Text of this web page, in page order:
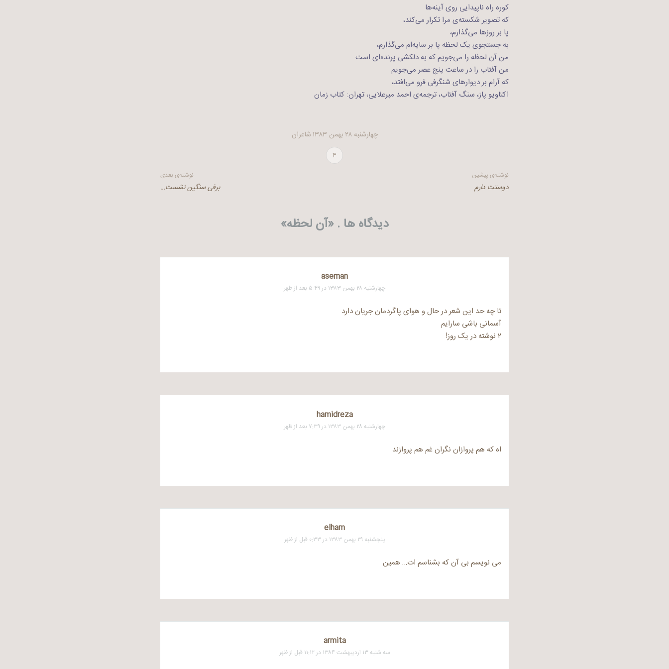
کوره راه ناپیدایی روی آینه‌ها
که تصویر شکسته‌ی مرا تکرار می‌کند،
پا بر روزها می‌گذارم،
به جستجوی یک لحظه پا بر سایه‌ام می‌گذارم،
من آن لحظه را می‌جویم که به دلکشی پرنده‌ای است
من آفتاب را در ساعت پنج عصر می‌جویم
که آرام بر دیوارهای شنگرفی فرو می‌افتد،
اکتاویو پاز، سنگ آفتاب، ترجمه‌ی احمد میرعلایی، تهران: کتاب زمان
چهارشنبه ۲۸ بهمن ۱۳۸۳
شاعران
۴
راهبری
نوشته‌ی پیشین
دوستت دارم
نوشته‌ی بعدی
برفی سنگین نشست…
دیدگاه ها . «آن لحظه»
aseman
چهارشنبه ۲۸ بهمن ۱۳۸۳ در ۵:۴۹ بعد از ظهر
تا چه حد این شعر در حال و هوای پاگردمان جریان دارد
آسمانی باشی سارایم
۲ نوشته در یک روز!
hamidreza
چهارشنبه ۲۸ بهمن ۱۳۸۳ در ۷:۳۹ بعد از ظهر
اه که هم پروازان نگران غم هم پروازند
elham
پنجشنبه ۲۹ بهمن ۱۳۸۳ در ۰:۳۳ قبل از ظهر
می نویسم بی آن که بشناسم ات… همین
armita
سه شنبه ۱۳ اردیبهشت ۱۳۸۴ در ۱۱:۱۲ قبل از ظهر